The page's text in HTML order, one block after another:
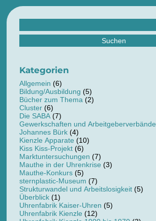
nach:
Kategorien
Allgemein (6)
Bildung/Ausbildung (5)
Bücher zum Thema (2)
Cluster(6)
Die SABA(7)
Gewerkschaften und Arbeitgeberverbände
Johannes Bürk(4)
Kienzle Apparate (10)
Kiss Kiss-Projekt(6)
Marktuntersuchungen (7)
Mauthe in der Uhrenkrise (3)
Mauthe-Konkurs(5)
sternplastic-Museum (7)
Strukturwandel und Arbeitslosigkeit(5)
Überblick(1)
Uhrenfabrik Kaiser-Uhren (5)
Uhrenfabrik Kienzle (12)